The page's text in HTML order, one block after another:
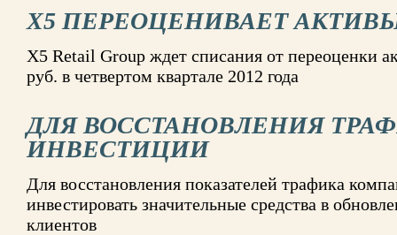
X5 ПЕРЕОЦЕНИВАЕТ
X5 Retail Group ждет списания от переоценки
руб. в четвертом квартале 2012 года
ДЛЯ ВОССТАНОВЛЕНИЯ
ИНВЕСТИЦИИ
Для восстановления показателей трафика
инвестировать значительные средства в
клиентов